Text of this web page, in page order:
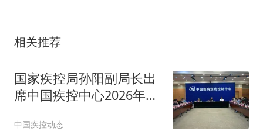
相关推荐
国家疾控局孙阳副局长出
席中国疾控中心2026年8
中国疾控动态